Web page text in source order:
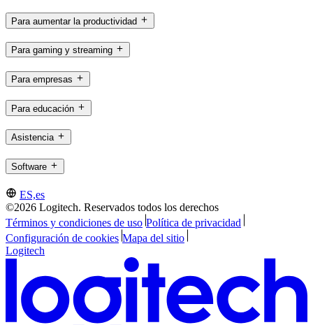
Para aumentar la productividad
Para gaming y streaming
Para empresas
Para educación
Asistencia
Software
ES,es
©2026 Logitech. Reservados todos los derechos
Términos y condiciones de uso Política de privacidad
Configuración de cookies Mapa del sitio
Logitech